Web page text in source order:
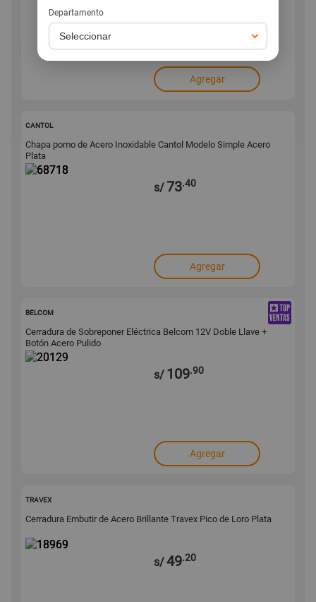
Agregar
CANTOL
Chapa pomo de Acero Inoxidable Cantol Modelo Simple Acero
Plata
s/73.40
Agregar
BELCOM
Cerradura de Sobreponer Eléctrica Belcom 12V Doble Llave +
Botón Acero Pulido
s/ 109.90
Agregar
TRAVEX
Cerradura Embutir de Acero Brillante Travex Pico de Loro Plata
s/49.20
Departamento